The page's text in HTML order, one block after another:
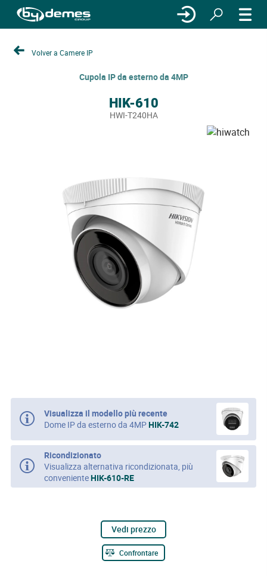
Volver a Camere IP
Cupola IP da esterno da 4MP
HIK-610
HWI-T240HA
Visualizza il modello più recente
Dome IP da esterno da 4MPHIK-742
Ricondizionato
Visualizza alternativa ricondizionata, più
convenienteHIK-610-RE
Vedi prezzo
Confrontare